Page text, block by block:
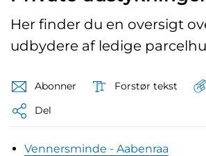
Her finder du en oversigt
udbydere af ledige
Abonner Forstør tekst
Del
Vennersminde - Aabenraa